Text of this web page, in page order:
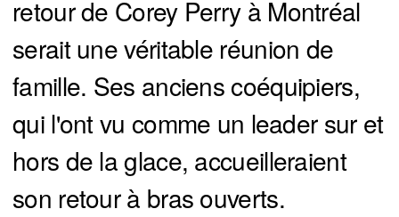
retour de Corey Perry à Montréal
serait une véritable réunion de
famille. Ses anciens coéquipiers,
qui l'ont vu comme un leader sur et
hors de la glace, accueilleraient
son retour à bras ouverts.